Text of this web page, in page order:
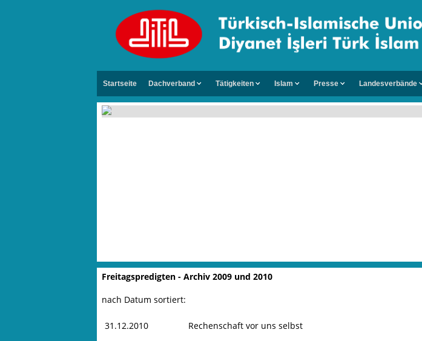
Startseite Dachverband Tätigkeiten Islam Presse Landesverbände
Freitagspredigten - Archiv 2009 und 2010
nach Datum sortiert:
31.12.2010 Rechenschaft vor uns selbst